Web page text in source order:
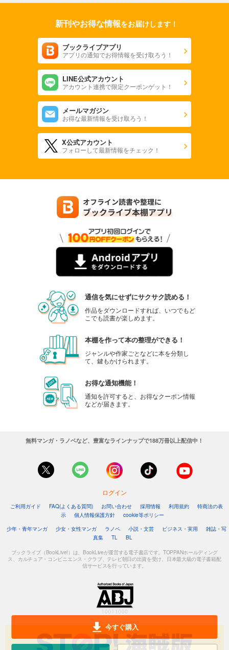
今すぐ購入
新刊やお得な情報をお届けします！
ブックライブアプリ
アプリの通知でお得情報を受け取ろう！
LINE公式アカウント
アカウント連携で限定クーポンゲット！
メールマガジン
お得な最新情報を受け取ろう！
X公式アカウント
フォローして最新情報をチェック！
通信を気にせずにサクサク読める！
作品をダウンロードすれば、いつでもど
こでも読書が楽しめます。
本棚を作って本の整理ができる！
ジャンルや作家ごとなどに本を分類し
て、鍵もかけられます。
お得な通知機能！
通知を許可すると、お得なクーポン情報
などが届きます。
無料マンガ・ラノベなど、豊富なラインナップで188万冊以上配信中！
ログイン
ご利用ガイド FAQ(よくある質問) お問い合わせ 採用情報 利用規約
特商法の表
示
個人情報保護方針
cookie等ポリシー
少年・青年マンガ
少女・女性マンガ ラノベ 小説・文芸 ビジネス・実用
雑誌・写
真集
TL BL
ブックライブ（BookLive!）は、BookLiveが運営する電子書店です。TOPPANホールディング
ス、カルチュア・コンビニエンス・クラブ、テレビ朝日の出資を受け、日本最大級の電子書籍配
信サービスを行っています。